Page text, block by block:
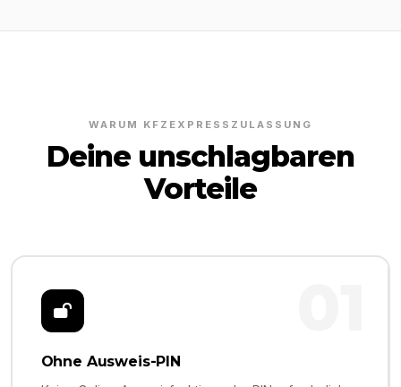
WARUM KFZEXPRESSZULASSUNG
Deine unschlagbaren
Vorteile
Ohne Ausweis-PIN